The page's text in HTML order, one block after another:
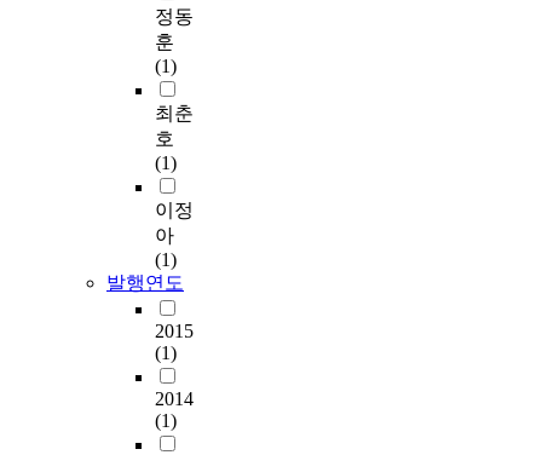
정동
훈
(1)
최춘
호
(1)
이정
아
(1)
발행연도
2015
(1)
2014
(1)